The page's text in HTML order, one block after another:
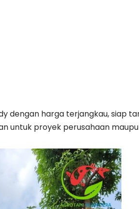
dengan harga terjangkau, siap
untuk proyek perusahaan